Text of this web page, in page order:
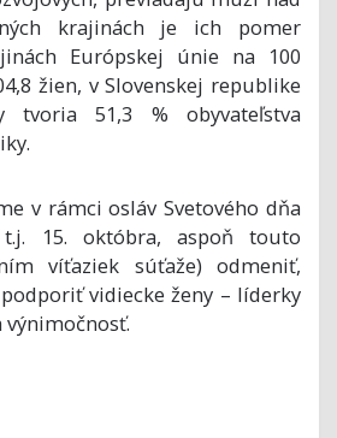
krajinách je ich pomer
Európskej únie na 100
žien, v Slovenskej republike
tvoria 51,3 % obyvateľstva
v rámci osláv Svetového dňa
t.j. 15. októbra, aspoň touto
víťaziek súťaže) odmeniť,
vidiecke ženy – líderky
výnimočnosť.